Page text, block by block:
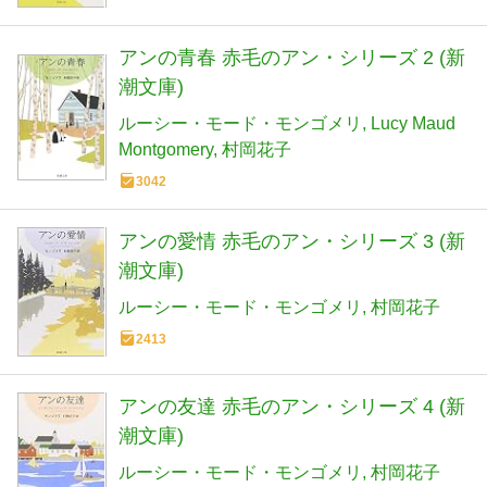
アンの青春 赤毛のアン・シリーズ 2 (新
潮文庫)
ルーシー・モード・モンゴメリ
Lucy Maud
Montgomery 村岡花子
3042
アンの愛情 赤毛のアン・シリーズ 3 (新
潮文庫)
ルーシー・モード・モンゴメリ 村岡花子
2413
アンの友達 赤毛のアン・シリーズ 4 (新
潮文庫)
ルーシー・モード・モンゴメリ 村岡花子